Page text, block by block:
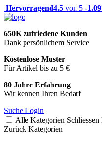
Hervorragend4.5 von 5 -
650K zufriedene Kunden
Dank persönlichem Service
Kostenlose Muster
Für Artikel bis zu 5 €
80 Jahre Erfahrung
Wir kennen Ihren Bedarf
Suche Login
Alle Kategorien Schliessen
Zurück Kategorien